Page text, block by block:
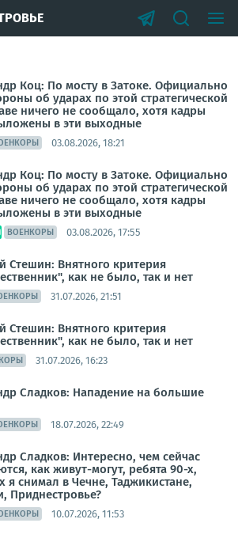
Коц: По мосту в Затоке. Официально
об ударах по этой стратегической
ничего не сообщало, хотя кадры
в эти выходные
03.08.2026, 18:21
Коц: По мосту в Затоке. Официально
об ударах по этой стратегической
ничего не сообщало, хотя кадры
в эти выходные
ВОЕНКОРЫ 03.08.2026, 17:55
Стешин: Внятного критерия
как не было, так и нет
31.07.2026, 21:51
Стешин: Внятного критерия
как не было, так и нет
31.07.2026, 16:23
Сладков: Нападение на большие
18.07.2026, 22:49
Сладков: Интересно, чем сейчас
как живут-могут, ребята 90-х,
я снимал в Чечне, Таджикистане,
Приднестровье?
10.07.2026, 11:53